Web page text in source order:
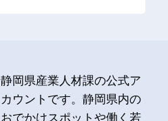
静岡県産業人材課の公式ア
カウントです。静岡県内の
おでかけスポットや働く若